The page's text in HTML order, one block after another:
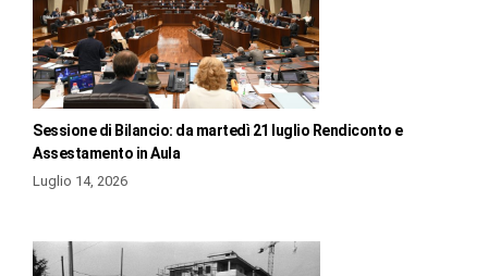
Sessione di Bilancio: da martedì 21 luglio Rendiconto e
Assestamento in Aula
Luglio 14, 2026